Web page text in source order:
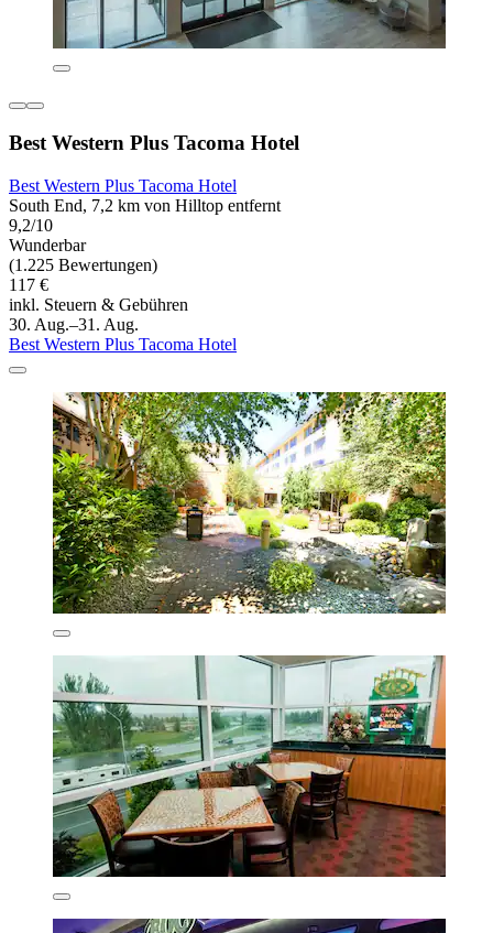
Best Western Plus Tacoma Hotel
Best Western Plus Tacoma Hotel
South End, 7,2 km von Hilltop entfernt
9,2/10
Wunderbar
(1.225 Bewertungen)
117 €
inkl. Steuern & Gebühren
30. Aug.–31. Aug.
Best Western Plus Tacoma Hotel